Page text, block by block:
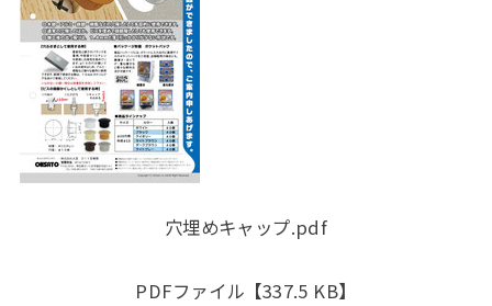
穴埋めキャップ.pdf
PDFファイル【337.5 KB】